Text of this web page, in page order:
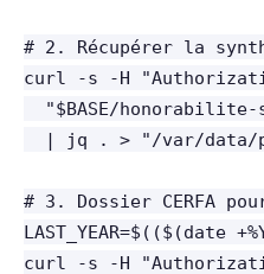
# 2. Récupérer la
curl -s -H
"$BASE/honorabilite-
| jq . > "/var/
# 3. Dossier CERFA
LAST_YEAR=$(($(date
curl -s -H